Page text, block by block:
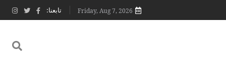
Friday, Aug 7, 2026 تابعنا: